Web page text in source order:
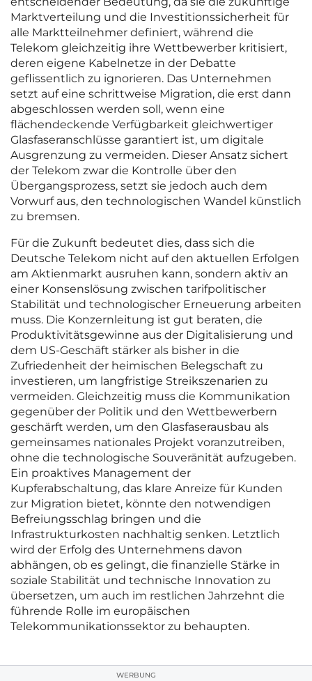
Marktverteilung und die Investitionssicherheit für
alle Marktteilnehmer definiert, während die
Telekom gleichzeitig ihre Wettbewerber kritisiert,
deren eigene Kabelnetze in der Debatte
geflissentlich zu ignorieren. Das Unternehmen
setzt auf eine schrittweise Migration, die erst dann
abgeschlossen werden soll, wenn eine
flächendeckende Verfügbarkeit gleichwertiger
Glasfaseranschlüsse garantiert ist, um digitale
Ausgrenzung zu vermeiden. Dieser Ansatz sichert
der Telekom zwar die Kontrolle über den
Übergangsprozess, setzt sie jedoch auch dem
Vorwurf aus, den technologischen Wandel künstlich
zu bremsen.
Für die Zukunft bedeutet dies, dass sich die
Deutsche Telekom nicht auf den aktuellen Erfolgen
am Aktienmarkt ausruhen kann, sondern aktiv an
einer Konsenslösung zwischen tarifpolitischer
Stabilität und technologischer Erneuerung arbeiten
muss. Die Konzernleitung ist gut beraten, die
Produktivitätsgewinne aus der Digitalisierung und
dem US-Geschäft stärker als bisher in die
Zufriedenheit der heimischen Belegschaft zu
investieren, um langfristige Streikszenarien zu
vermeiden. Gleichzeitig muss die Kommunikation
gegenüber der Politik und den Wettbewerbern
geschärft werden, um den Glasfaserausbau als
gemeinsames nationales Projekt voranzutreiben,
ohne die technologische Souveränität aufzugeben.
Ein proaktives Management der
Kupferabschaltung, das klare Anreize für Kunden
zur Migration bietet, könnte den notwendigen
Befreiungsschlag bringen und die
Infrastrukturkosten nachhaltig senken. Letztlich
wird der Erfolg des Unternehmens davon
abhängen, ob es gelingt, die finanzielle Stärke in
soziale Stabilität und technische Innovation zu
übersetzen, um auch im restlichen Jahrzehnt die
führende Rolle im europäischen
Telekommunikationssektor zu behaupten.
WERBUNG